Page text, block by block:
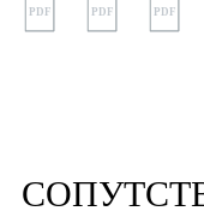
PDF PDF PDF